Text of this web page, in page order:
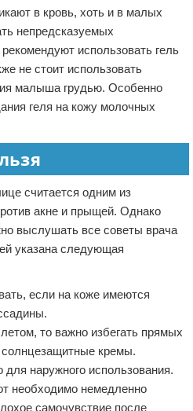
в кровь, хоть и в малых
непредсказуемых
использовать гель
не стоит использовать
малыша грудью. Особенно
геля на кожу молочных
считается одним из
акне и прыщей. Однако
выслушать все советы врача
указана следующая
если на коже имеются
то важно избегать прямых
кремы.
для наружного использования.
необходимо немедленно
самочувствие после